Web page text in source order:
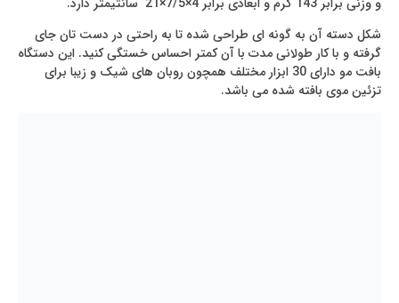
شکل دسته آن به گونه ای طراحی شده تا به راحتی در دست تان جای
گرفته و با کار طولانی مدت با آن کمتر احساس خستگی کنید. این دستگاه
بافت مو دارای 30 ابزار مختلف همچون روبان های شیک و زیبا برای
تزئین موی بافته شده می باشد.